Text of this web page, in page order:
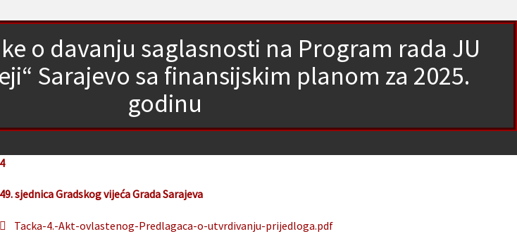
o davanju saglasnosti na Program rada JU
Sarajevo sa finansijskim planom za 2025.
godinu
4
49. sjednica Gradskog vijeća Grada Sarajeva
Tacka-4.-Akt-ovlastenog-Predlagaca-o-utvrdivanju-prijedloga.pdf